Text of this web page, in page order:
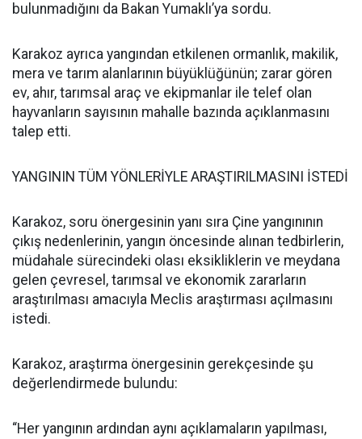
bulunmadığını da Bakan Yumaklı’ya sordu.
Karakoz ayrıca yangından etkilenen ormanlık, makilik,
mera ve tarım alanlarının büyüklüğünün; zarar gören
ev, ahır, tarımsal araç ve ekipmanlar ile telef olan
hayvanların sayısının mahalle bazında açıklanmasını
talep etti.
YANGININ TÜM YÖNLERİYLE ARAŞTIRILMASINI İSTEDİ
Karakoz, soru önergesinin yanı sıra Çine yangınının
çıkış nedenlerinin, yangın öncesinde alınan tedbirlerin,
müdahale sürecindeki olası eksikliklerin ve meydana
gelen çevresel, tarımsal ve ekonomik zararların
araştırılması amacıyla Meclis araştırması açılmasını
istedi.
Karakoz, araştırma önergesinin gerekçesinde şu
değerlendirmede bulundu:
“Her yangının ardından aynı açıklamaların yapılması,